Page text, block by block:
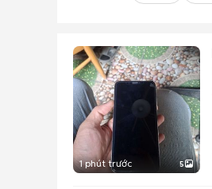
1 phút trước 5